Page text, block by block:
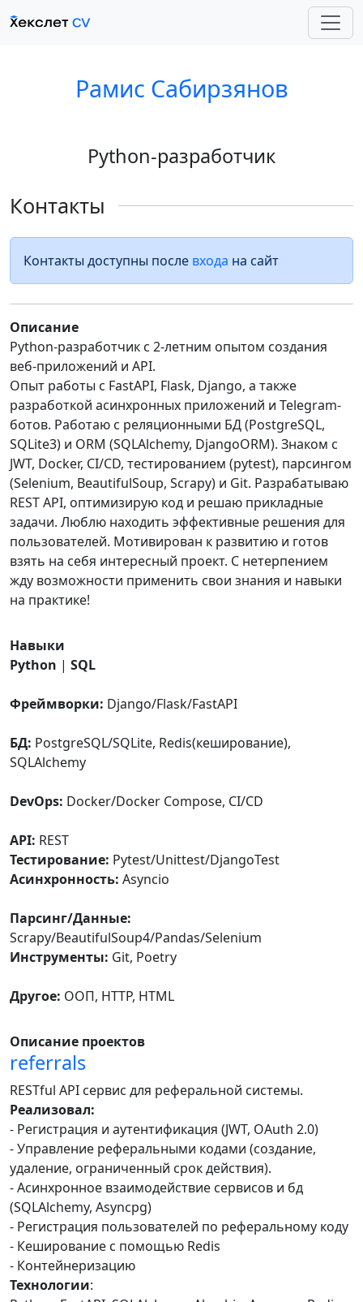
Рамис Сабирзянов
Python-разработчик
Контакты
Контакты доступны после входа на сайт
Описание
Python-разработчик с 2-летним опытом создания
веб-приложений и API.
Опыт работы с FastAPI, Flask, Django, а также
разработкой асинхронных приложений и Telegram-
ботов. Работаю с реляционными БД (PostgreSQL,
SQLite3) и ORM (SQLAlchemy, DjangoORM). Знаком с
JWT, Docker, CI/CD, тестированием (pytest), парсингом
(Selenium, BeautifulSoup, Scrapy) и Git. Разрабатываю
REST API, оптимизирую код и решаю прикладные
задачи. Люблю находить эффективные решения для
пользователей. Мотивирован к развитию и готов
взять на себя интересный проект. С нетерпением
жду возможности применить свои знания и навыки
на практике!
Навыки
Python | SQL
Фреймворки: Django/Flask/FastAPI
БД: PostgreSQL/SQLite, Redis(кеширование),
SQLAlchemy
DevOps: Docker/Docker Compose, CI/CD
API: REST
Тестирование: Pytest/Unittest/DjangoTest
Асинхронность: Asyncio
Парсинг/Данные:
Scrapy/BeautifulSoup4/Pandas/Selenium
Инструменты: Git, Poetry
Другое: ООП, HTTP, HTML
Описание проектов
referrals
RESTful API сервис для реферальной системы.
Реализовал:
- Регистрация и аутентификация (JWT, OAuth 2.0)
- Управление реферальными кодами (создание,
удаление, ограниченный срок действия).
- Асинхронное взаимодействие сервисов и бд
(SQLAlchemy, Asyncpg)
- Регистрация пользователей по реферальному коду
- Кеширование с помощью Redis
- Контейнеризацию
Технологии: